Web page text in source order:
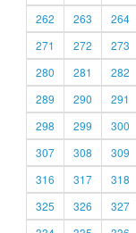
262
263 264
271
272 273
280
281 282
289
290 291
298
299 300
307
308 309
316
317 318
325
326 327